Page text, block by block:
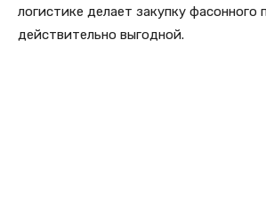
логистике делает закупку фасонного
действительно выгодной.